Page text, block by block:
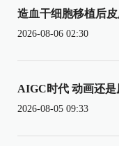
造血干细胞移植后
2026-08-06 02:30
AIGC时代 动画还
2026-08-05 09:33